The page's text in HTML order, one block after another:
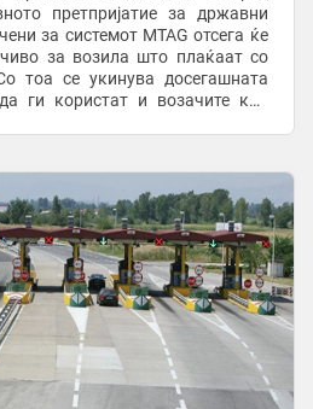
претпријатие за државни
за системот МTAG отсега ќе
за возила што плаќаат со
тоа се укинува досегашната
ги користат и возачите кои